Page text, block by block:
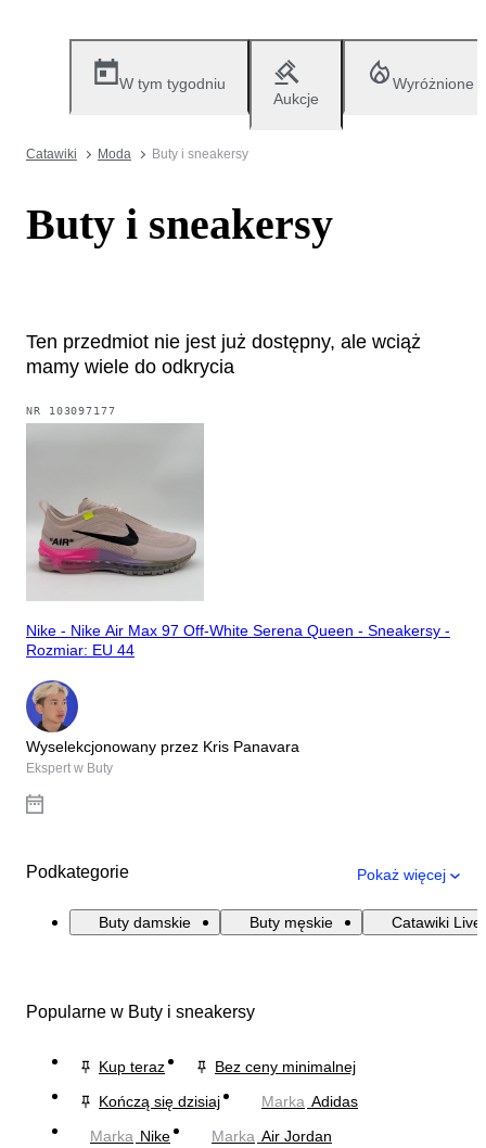
W tym tygodniu
Aukcje
Wyróżnione
Catawiki Moda Buty i sneakersy
Buty i sneakersy
Ten przedmiot nie jest już dostępny, ale wciąż
mamy wiele do odkrycia
NR 103097177
Nike - Nike Air Max 97 Off-White Serena Queen - Sneakersy -
Rozmiar: EU 44
Wyselekcjonowany przez Kris Panavara
Ekspert w Buty
Podkategorie Pokaż więcej
Buty damskie Buty męskie Catawiki
Popularne w Buty i sneakersy
Kup teraz
Bez ceny minimalnej
Kończą się dzisiaj
Marka Adidas
Marka Nike Marka Air Jordan